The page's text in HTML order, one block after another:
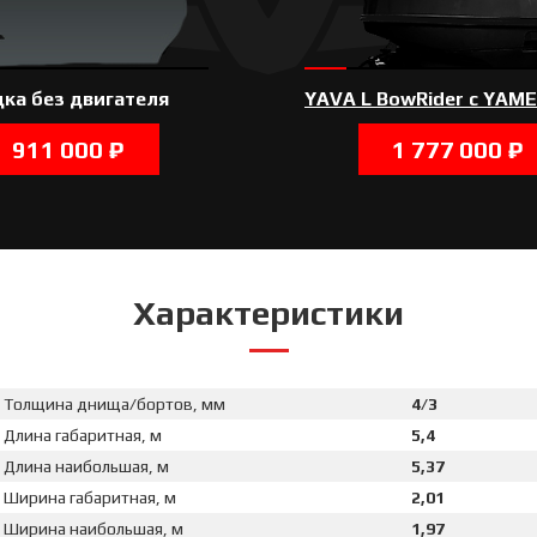
без двигателя
911 000 ₽
YAVA L BowRider с
1 777 000 ₽
Характеристики
Толщина днища/бортов, мм
4/3
Длина габаритная, м
5,4
Длина наибольшая, м
5,37
Ширина габаритная, м
2,01
Ширина наибольшая, м
1,97